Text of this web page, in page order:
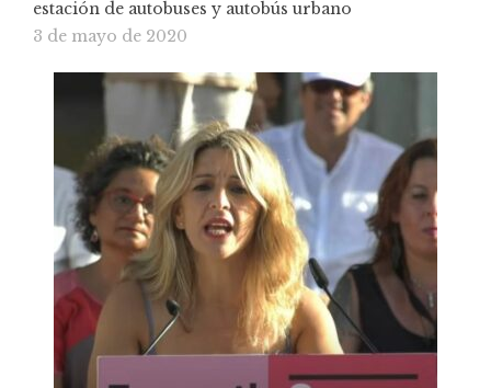
estación de autobuses y autobús urbano
3 de mayo de 2020